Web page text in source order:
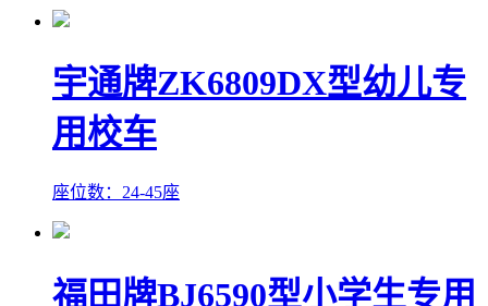
宇通牌ZK6809DX型幼儿专
用校车
座位数：24-45座
福田牌BJ6590型小学生专用